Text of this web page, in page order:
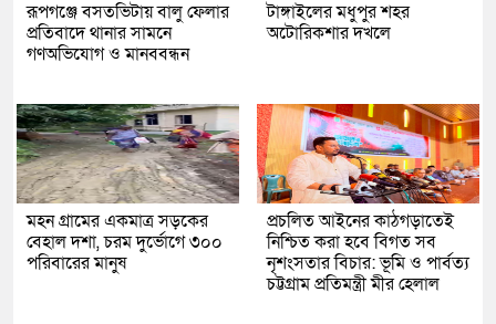
রূপগঞ্জে বসতভিটায় বালু ফেলার
প্রতিবাদে থানার সামনে
গণঅভিযোগ ও মানববন্ধন
টাঙ্গাইলের মধুপুর শহর
অটোরিকশার দখলে
মহন গ্রামের একমাত্র সড়কের
বেহাল দশা, চরম দুর্ভোগে ৩০০
পরিবারের মানুষ
প্রচলিত আইনের কাঠগড়াতেই
নিশ্চিত করা হবে বিগত সব
নৃশংসতার বিচার: ভূমি ও পার্বত্য
চট্টগ্রাম প্রতিমন্ত্রী মীর হেলাল